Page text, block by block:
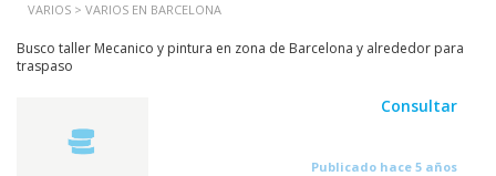
VARIOS > VARIOS EN BARCELONA
Busco taller Mecanico y pintura en zona de Barcelona y alrededor para
traspaso
Consultar
Publicado hace 5 años